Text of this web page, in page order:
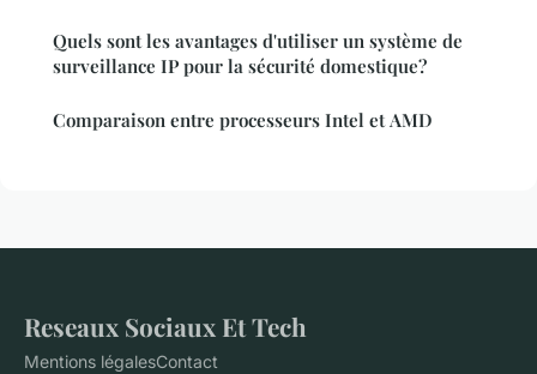
Quels sont les avantages d'utiliser un système de
surveillance IP pour la sécurité domestique?
Comparaison entre processeurs Intel et AMD
Reseaux Sociaux Et Tech
Mentions légalesContact